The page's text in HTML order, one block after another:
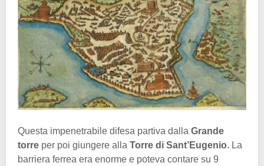
Questa impenetrabile difesa partiva dalla Grande
torre per poi giungere alla Torre di Sant’Eugenio. La
barriera ferrea era enorme e poteva contare su 9